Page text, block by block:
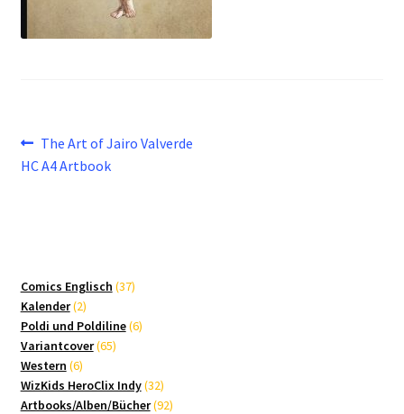
Beitragsnavigation
Vorheriger
Beitrag:
The Art of Jairo Valverde
HC A4 Artbook
Comics Englisch 3737
Kalender 22
Produkte
Poldi und Poldiline 66
Variantcover 6565
Western 66
Produkte
WizKids HeroClix Indy 3232
Produkte
Artbooks/Alben/Bücher 9292